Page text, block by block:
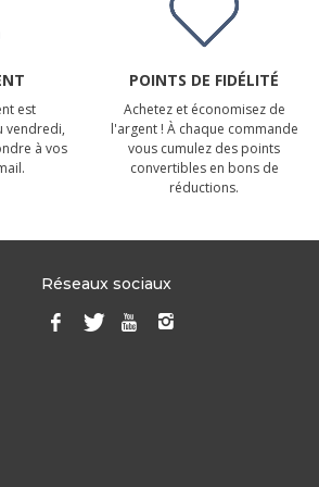
est
vendredi,
à vos
POINTS DE FIDÉLITÉ
Achetez et économisez de
l'argent ! À chaque commande
vous cumulez des points
convertibles en bons de
réductions.
Réseaux sociaux